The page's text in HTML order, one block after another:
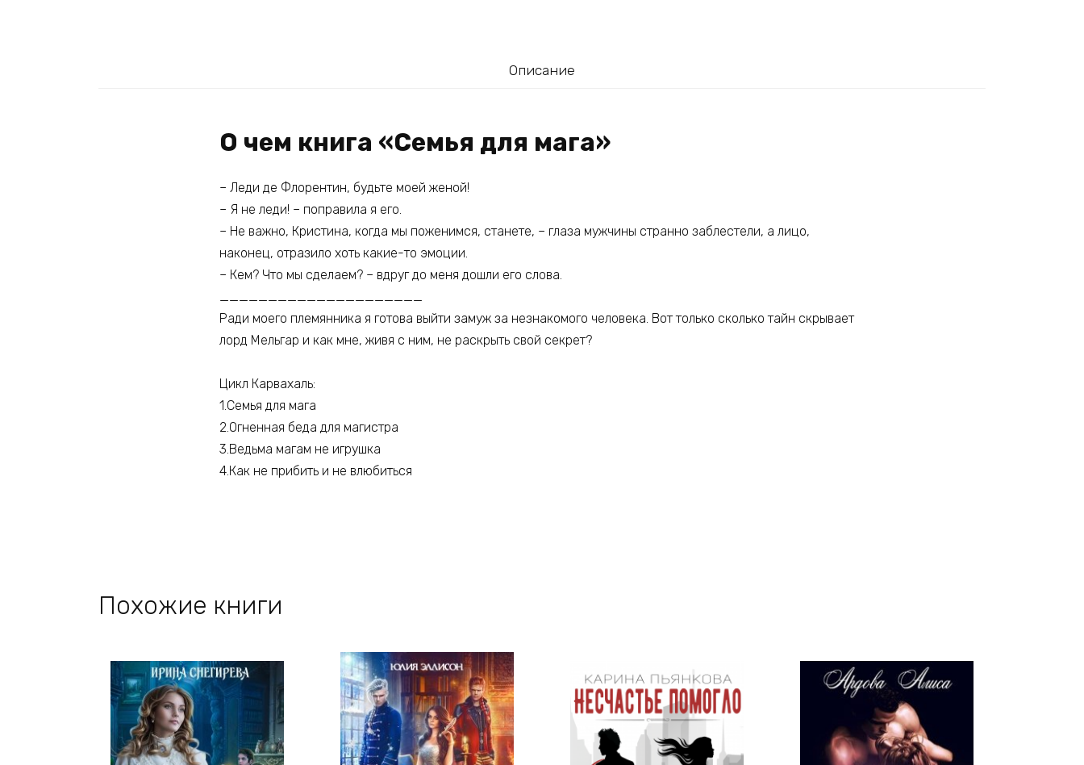
Описание
О чем книга «Семья для мага»
– Леди де Флорентин, будьте моей женой!
– Я не леди! – поправила я его.
– Не важно, Кристина, когда мы поженимся, станете, – глаза мужчины странно заблестели, а лицо,
наконец, отразило хоть какие-то эмоции.
– Кем? Что мы сделаем? – вдруг до меня дошли его слова.
_____________________
Ради моего племянника я готова выйти замуж за незнакомого человека. Вот только сколько тайн скрывает
лорд Мельгар и как мне, живя с ним, не раскрыть свой секрет?
Цикл Карвахаль:
1.Семья для мага
2.Огненная беда для магистра
3.Ведьма магам не игрушка
4.Как не прибить и не влюбиться
Похожие книги